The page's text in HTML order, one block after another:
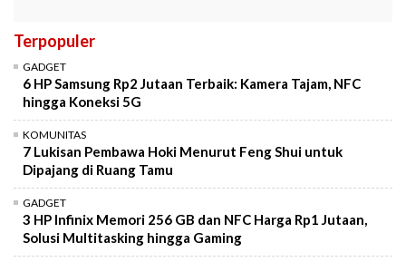
Terpopuler
GADGET
6 HP Samsung Rp2 Jutaan Terbaik: Kamera Tajam, NFC
hingga Koneksi 5G
KOMUNITAS
7 Lukisan Pembawa Hoki Menurut Feng Shui untuk
Dipajang di Ruang Tamu
GADGET
3 HP Infinix Memori 256 GB dan NFC Harga Rp1 Jutaan,
Solusi Multitasking hingga Gaming